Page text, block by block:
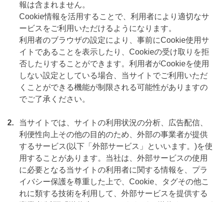
報は含まれません。
Cookie情報を活用することで、利用者により適切なサ
ービスをご利用いただけるようになります。
利用者のブラウザの設定により、事前にCookie使用サ
イトであることを表示したり、Cookieの受け取りを拒
否したりすることができます。利用者がCookieを使用
しない設定としている場合、当サイトでご利用いただ
くことができる機能が制限される可能性がありますの
でご了承ください。
2.
当サイトでは、サイトの利用状況の分析、広告配信、
利便性向上その他の目的のため、外部の事業者が提供
するサービス(以下「外部サービス」といいます。)を使
用することがあります。当社は、外部サービスの使用
に必要となる当サイトの利用者に関する情報を、プラ
イバシー保護を尊重した上で、Cookie、タグその他こ
れに類する技術を利用して、外部サービスを提供する